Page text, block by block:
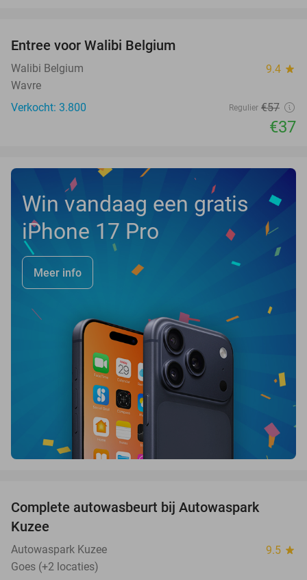
Entree voor Walibi Belgium
Walibi Belgium 9.4 star
Wavre
Verkocht: 3.800
Regulier €57
€37
Win vandaag een gratis
iPhone 17 Pro
Meer info
Complete autowasbeurt bij Autowaspark
Kuzee
Autowaspark Kuzee 9.5 star
Goes (+2 locaties)